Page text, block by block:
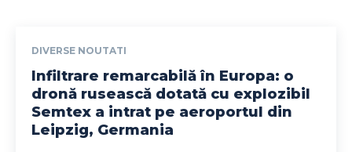
DIVERSE NOUTATI
Infiltrare remarcabilă în Europa: o
dronă rusească dotată cu explozibil
Semtex a intrat pe aeroportul din
Leipzig, Germania